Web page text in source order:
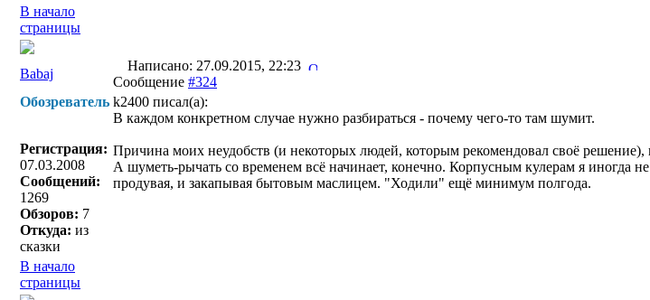
В начало
страницы
Babaj
Написано: 27.09.2015, 22:23
Сообщение #324
Обозреватель
Регистрация:
07.03.2008
Сообщений:
1269
Обзоров: 7
Откуда: из
сказки
k2400 писал(a):
В каждом конкретном случае нужно разбираться - почему чего-то там шумит.
Причина моих неудобств (и некоторых людей, которым рекомендовал своё
А шуметь-рычать со временем всё начинает, конечно. Корпусным кулерам я иногда
продувая, и закапывая бытовым маслицем. "Ходили" ещё минимум полгода.
В начало
страницы